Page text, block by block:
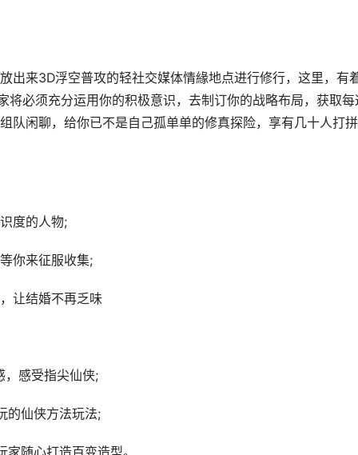
出来3D浮空普攻的轻社交媒体情緣地点进行修行，这里，有
将必须充分运用你的积极意识，去制订你的战略布局，获取每
队闲聊，给你已不是自己孤单单的修真探险，享有几十人打
度的人物;
你来征服收集;
让结婚不再乏味
，感受指尖仙侠;
的仙侠方法玩法;